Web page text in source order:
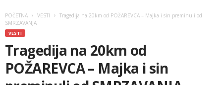
POČETNA VESTI
Tragedija na 20km od POŽAREVCA – Majka i sin preminuli od
SMRZAVANJA
VESTI
Tragedija na 20km od
POŽAREVCA – Majka i sin